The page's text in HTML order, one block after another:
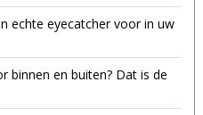
echte eyecatcher voor in uw
binnen en buiten? Dat is de